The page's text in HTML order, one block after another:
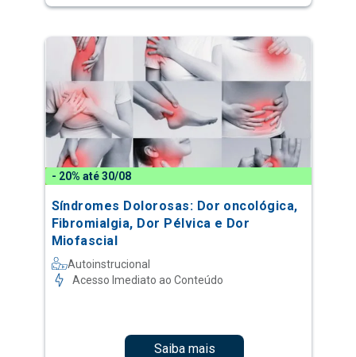
- 20% até 30/08
Síndromes Dolorosas: Dor oncológica,
Fibromialgia, Dor Pélvica e Dor
Miofascial
Autoinstrucional
Acesso Imediato ao Conteúdo
Saiba mais